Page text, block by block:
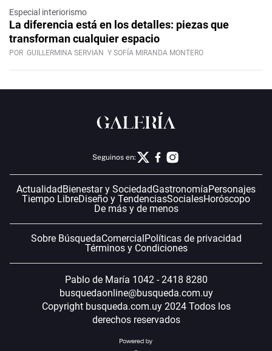
Especial interiorismo
La diferencia está en los detalles: piezas que
transforman cualquier espacio
POR GUILLERMINA SERVIAN Y SOFÍA MIRANDA MONTERO
Seguinos en:
Actualidad Bienestar y SociedadGastronomíaPersonajes
Tiempo LibreDiseño y TendenciasSocialesHoróscopo
De más y de menos
Sobre BúsquedaComercial Políticas de privacidad
Términos y Condiciones
Pablo de María 1042 - 2418 8280
busquedaonline@busqueda.com.uy
Copyright busqueda.com.uy 2024 Todos los
derechos reservados